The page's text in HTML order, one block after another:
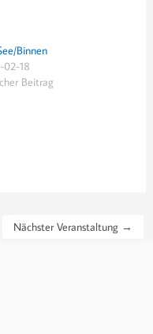
Binnen
02-18
Beitrag
Nächster Veranstaltung →